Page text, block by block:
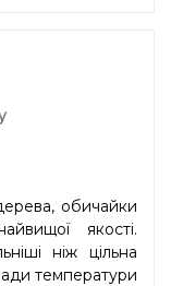
обичайки
якості.
ніж цільна
температури